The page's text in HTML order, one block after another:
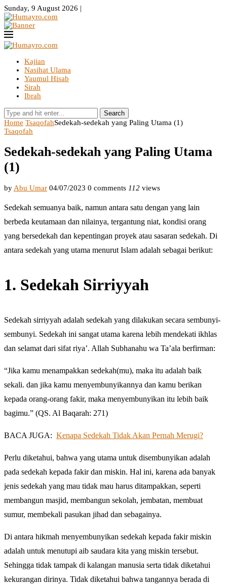
Sunday, 9 August 2026 |
Kajian
Nasihat Ulama
Yaumul Hisab
Sirah
Ibrah
Search
Home TsaqofahSedekah-sedekah yang Paling Utama (1)
Tsaqofah
Sedekah-sedekah yang Paling Utama
(1)
by Abu Umar 04/07/2023 0 comments 112 views
Sedekah semuanya baik, namun antara satu dengan yang lain
berbeda keutamaan dan nilainya, tergantung niat, kondisi orang
yang bersedekah dan kepentingan proyek atau sasaran sedekah. Di
antara sedekah yang utama menurut Islam adalah sebagai berikut:
1. Sedekah Sirriyyah
Sedekah sirriyyah adalah sedekah yang dilakukan secara sembunyi-
sembunyi. Sedekah ini sangat utama karena lebih mendekati ikhlas
dan selamat dari sifat riya’. Allah Subhanahu wa Ta’ala berfirman:
“Jika kamu menampakkan sedekah(mu), maka itu adalah baik
sekali. dan jika kamu menyembunyikannya dan kamu berikan
kepada orang-orang fakir, maka menyembunyikan itu lebih baik
bagimu.” (QS. Al Baqarah: 271)
BACA JUGA: Kenapa Sedekah Tidak Akan Pernah Merugi?
Perlu diketahui, bahwa yang utama untuk disembunyikan adalah
pada sedekah kepada fakir dan miskin. Hal ini, karena ada banyak
jenis sedekah yang mau tidak mau harus ditampakkan, seperti
membangun masjid, membangun sekolah, jembatan, membuat
sumur, membekali pasukan jihad dan sebagainya.
Di antara hikmah menyembunyikan sedekah kepada fakir miskin
adalah untuk menutupi aib saudara kita yang miskin tersebut.
Sehingga tidak tampak di kalangan manusia serta tidak diketahui
kekurangan dirinya. Tidak diketahui bahwa tangannya berada di